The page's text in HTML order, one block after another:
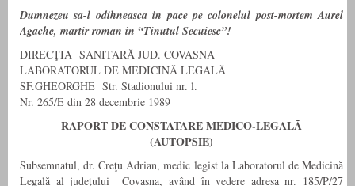
Dumnezeu sa-l odihneasca in pace pe colonelul post-mortem Aurel
Agache, martir roman in “Tinutul Secuiesc”!
DIRECŢIA SANITARĂ JUD. COVASNA
LABORATORUL DE MEDICINĂ LEGALĂ
SF.GHEORGHE Str. Stadionului nr. l.
Nr. 265/E din 28 decembrie 1989
RAPORT DE CONSTATARE MEDICO-LEGALĂ
(AUTOPSIE)
Subsemnatul, dr. Creţu Adrian, medic legist la Laboratorul de Medicină
Legală al judeţului Covasna, având în vedere adresa nr. 185/P/27